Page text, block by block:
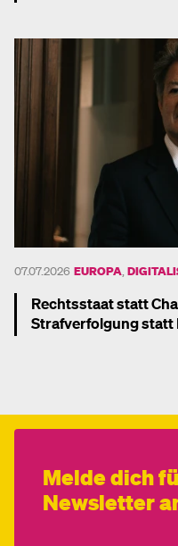
07.07.2026 EUROPA
Rechtsstaat statt
Strafverfolgung
Melde dich
Newsletter